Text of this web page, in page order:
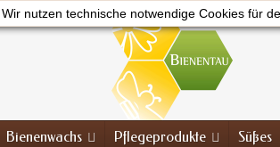
Wir nutzen technische notwendige Cookies für
Bienenwachs Pflegeprodukte Süßes